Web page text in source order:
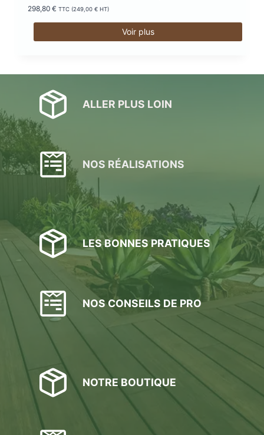
298,80 € TTC (249,00 € HT)
Voir plus
ALLER PLUS LOIN
NOS RÉALISATIONS
LES BONNES PRATIQUES
NOS CONSEILS DE PRO
NOTRE BOUTIQUE